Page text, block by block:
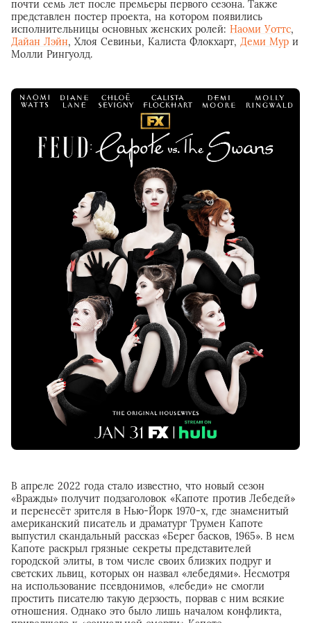
почти семь лет после премьеры первого сезона. Также
представлен постер проекта, на котором появились
исполнительницы основных женских ролей: Наоми Уоттс,
Дайан Лэйн, Хлоя Севиньи, Калиста Флокхарт, Деми Мур и
Молли Рингуолд.
В апреле 2022 года стало известно, что новый сезон
«Вражды» получит подзаголовок «Капоте против Лебедей»
и перенесёт зрителя в Нью-Йорк 1970-х, где знаменитый
американский писатель и драматург Трумен Капоте
выпустил скандальный рассказ «Берег басков, 1965». В нем
Капоте раскрыл грязные секреты представителей
городской элиты, в том числе своих близких подруг и
светских львиц, которых он назвал «лебедями». Несмотря
на использование псевдонимов, «лебеди» не смогли
простить писателю такую дерзость, порвав с ним всякие
отношения. Однако это было лишь началом конфликта,